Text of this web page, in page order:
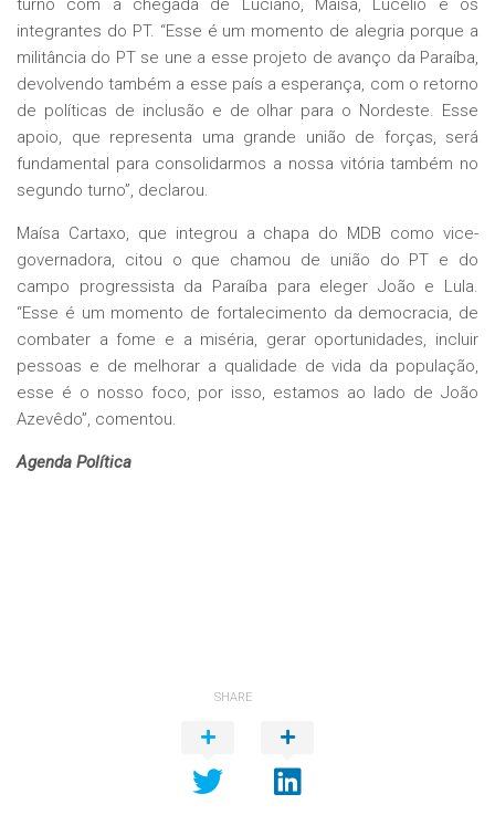
turno com a chegada de Luciano, Maísa, Lucélio e os
integrantes do PT. “Esse é um momento de alegria porque a
militância do PT se une a esse projeto de avanço da Paraíba,
devolvendo também a esse país a esperança, com o retorno
de políticas de inclusão e de olhar para o Nordeste. Esse
apoio, que representa uma grande união de forças, será
fundamental para consolidarmos a nossa vitória também no
segundo turno”, declarou.
Maísa Cartaxo, que integrou a chapa do MDB como vice-
governadora, citou o que chamou de união do PT e do
campo progressista da Paraíba para eleger João e Lula.
“Esse é um momento de fortalecimento da democracia, de
combater a fome e a miséria, gerar oportunidades, incluir
pessoas e de melhorar a qualidade de vida da população,
esse é o nosso foco, por isso, estamos ao lado de João
Azevêdo”, comentou.
Agenda Política
SHARE